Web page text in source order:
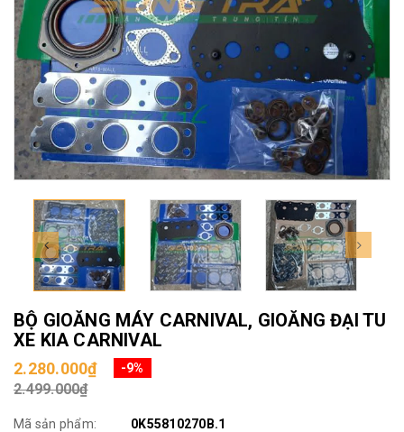
BỘ GIOĂNG MÁY CARNIVAL, GIOĂNG ĐẠI TU
XE KIA CARNIVAL
2.280.000₫ -9%
2.499.000₫
Mã sản phẩm:
0K55810270B.1